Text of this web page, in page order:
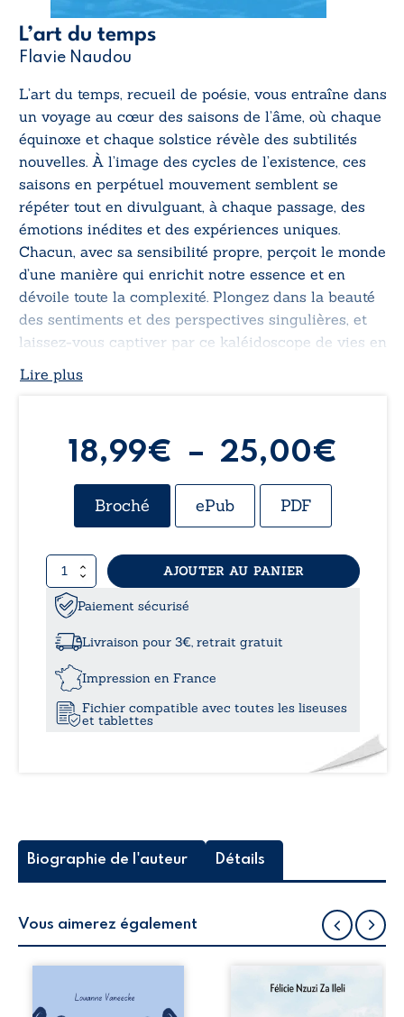
L’art du temps
Flavie Naudou
L’art du temps, recueil de poésie, vous entraîne dans
un voyage au cœur des saisons de l’âme, où chaque
équinoxe et chaque solstice révèle des subtilités
nouvelles. À l’image des cycles de l’existence, ces
saisons en perpétuel mouvement semblent se
répéter tout en divulguant, à chaque passage, des
émotions inédites et des expériences uniques.
Chacun, avec sa sensibilité propre, perçoit le monde
d’une manière qui enrichit notre essence et en
dévoile toute la complexité. Plongez dans la beauté
des sentiments et des perspectives singulières, et
laissez-vous captiver par ce kaléidoscope de vies en
Lire plus
18,99€ – 25,00€
Broché ePub PDF
quantité
de
L’art
temps
AJOUTER AU PANIER
Paiement sécurisé
Livraison pour 3€, retrait gratuit
Impression en France
Fichier compatible avec toutes les liseuses
et tablettes
Biographie de l'auteur Détails
Vous aimerez également
la rue donne la
Auberge de la